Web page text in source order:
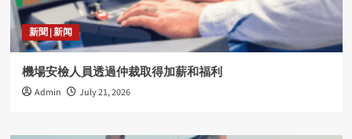
新聞 | 新闻
機場安檢人員透過仲裁取得加薪和福利
Admin July 21, 2026